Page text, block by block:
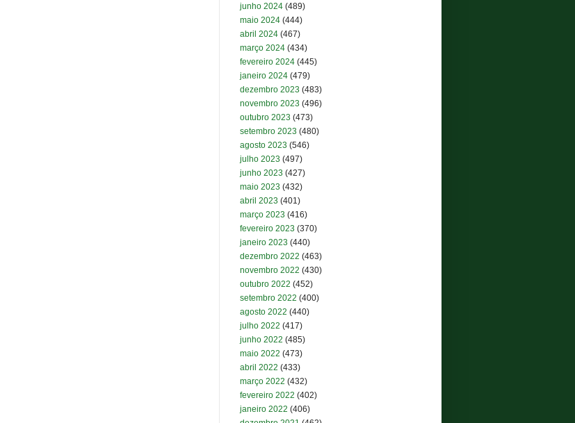
junho 2024 (489)
maio 2024 (444)
abril 2024 (467)
março 2024 (434)
fevereiro 2024 (445)
janeiro 2024 (479)
dezembro 2023 (483)
novembro 2023 (496)
outubro 2023 (473)
setembro 2023 (480)
agosto 2023 (546)
julho 2023 (497)
junho 2023 (427)
maio 2023 (432)
abril 2023 (401)
março 2023 (416)
fevereiro 2023 (370)
janeiro 2023 (440)
dezembro 2022 (463)
novembro 2022 (430)
outubro 2022 (452)
setembro 2022 (400)
agosto 2022 (440)
julho 2022 (417)
junho 2022 (485)
maio 2022 (473)
abril 2022 (433)
março 2022 (432)
fevereiro 2022 (402)
janeiro 2022 (406)